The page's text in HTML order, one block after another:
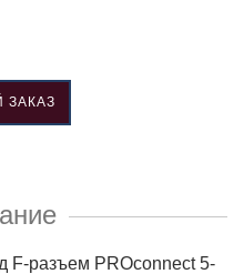
ЗАКАЗ
F-разъем PROconnect 5-